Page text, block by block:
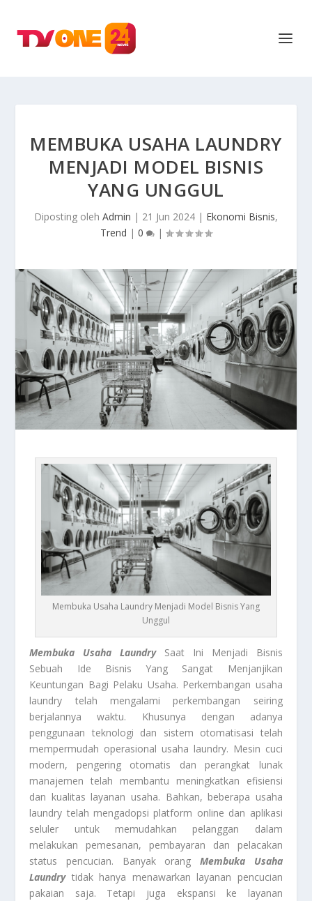
MEMBUKA USAHA LAUNDRY
MENJADI MODEL BISNIS
YANG UNGGUL
Diposting oleh Admin | 21 Jun 2024 | Ekonomi Bisnis,
Trend | 0 |
Membuka Usaha Laundry Menjadi Model Bisnis Yang
Unggul
Membuka Usaha LaundrySaat Ini Menjadi Bisnis
Sebuah Ide Bisnis Yang Sangat Menjanjikan
Keuntungan Bagi Pelaku Usaha. Perkembangan usaha
laundry telah mengalami perkembangan seiring
berjalannya waktu. Khusunya dengan adanya
penggunaan teknologi dan sistem otomatisasi telah
mempermudah operasional usaha laundry. Mesin cuci
modern, pengering otomatis dan perangkat lunak
manajemen telah membantu meningkatkan efisiensi
dan kualitas layanan usaha. Bahkan, beberapa usaha
laundry telah mengadopsi platform online dan aplikasi
seluler untuk memudahkan pelanggan dalam
melakukan pemesanan, pembayaran dan pelacakan
status pencucian. Banyak orang Membuka Usaha
Laundrytidak hanya menawarkan layanan pencucian
pakaian saja. Tetapi juga ekspansi ke layanan